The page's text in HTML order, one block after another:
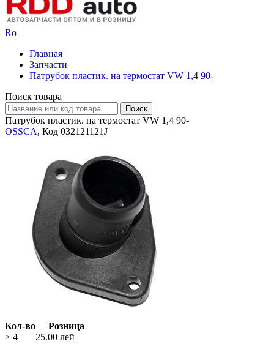
Ro
Главная
Запчасти
Патрубок пластик. на термостат VW 1,4 90-
Поиск товара
Патрубок пластик. на термостат VW 1,4 90-
OSSCA, Код 032121121J
Кол-во
Розница
> 4
25.00 лей